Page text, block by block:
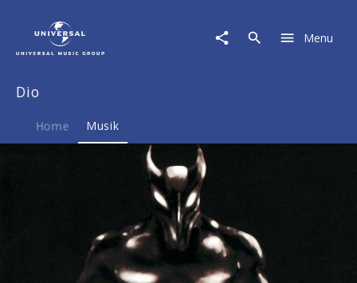
Collection
Very
Menu
Dio
Home Musik